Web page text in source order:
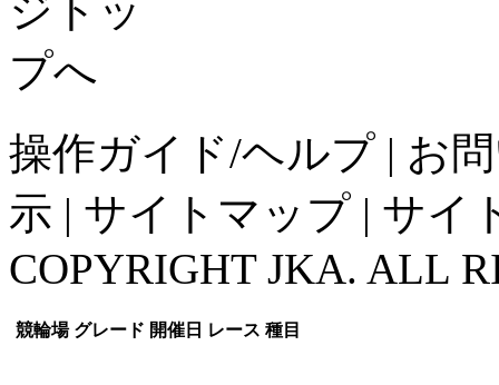
操作ガイド/ヘルプ | お
示 | サイトマップ | サイ
COPYRIGHT JKA. ALL
競輪場 グレード 開催日 レース 種目